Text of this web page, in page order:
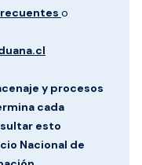
o
y procesos
cada
esto
Nacional de